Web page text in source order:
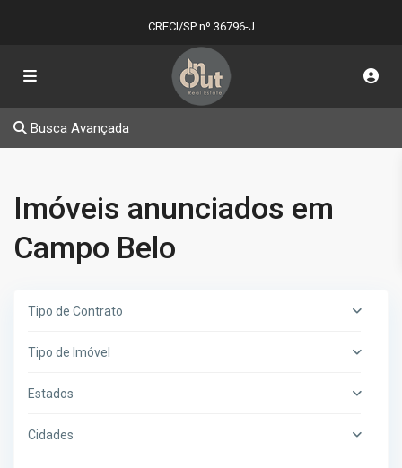
CRECI/SP nº 36796-J
Busca Avançada
Imóveis anunciados em
Campo Belo
Tipo de Contrato
Tipo de Imóvel
Estados
Cidades